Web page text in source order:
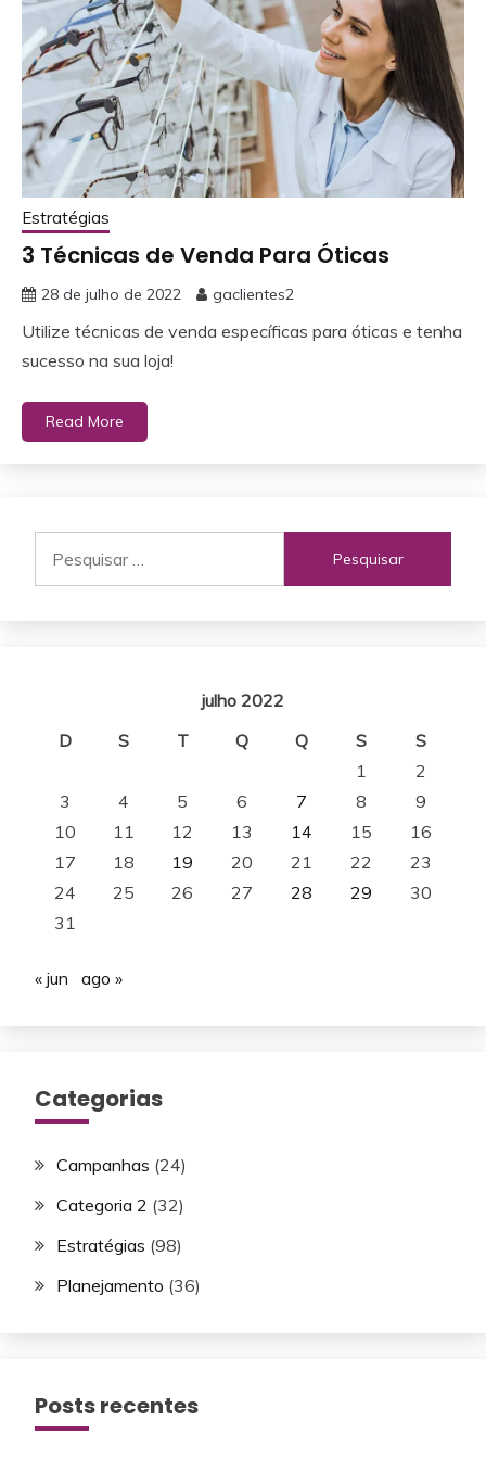
Estratégias
3 Técnicas de Venda Para Óticas
28 de julho de 2022 gaclientes2
Utilize técnicas de venda específicas para óticas e tenha
sucesso na sua loja!
Read More
por:
julho 2022
D
S T Q Q S
S
1
2
3
4 5 6 7 8
9
10
11 12 13 14 15
16
17
18 19 20 21 22
23
24
25 26 27 28 29
30
31
« jun ago »
Categorias
Campanhas (24)
Categoria 2 (32)
Estratégias (98)
Planejamento (36)
Posts recentes